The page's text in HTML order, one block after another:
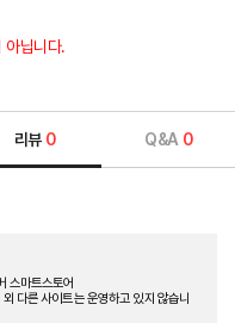
아닙니다.
리뷰 0 Q&A 0
스마트스토어
다른 사이트는 운영하고 있지 않습니